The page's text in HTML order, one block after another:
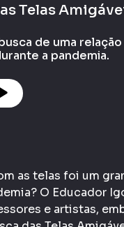
Telas
de uma
a pandemia.
as telas foi um
O Educador
e artistas,